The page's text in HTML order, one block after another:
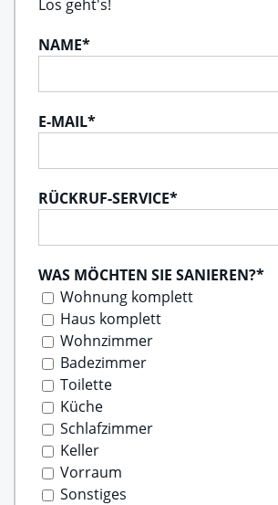
Los geht's!
NAME*
E-MAIL*
RÜCKRUF-SERVICE*
WAS MÖCHTEN SIE SANIEREN?*
Wohnung komplett
Haus komplett
Wohnzimmer
Badezimmer
Toilette
Küche
Schlafzimmer
Keller
Vorraum
Sonstiges